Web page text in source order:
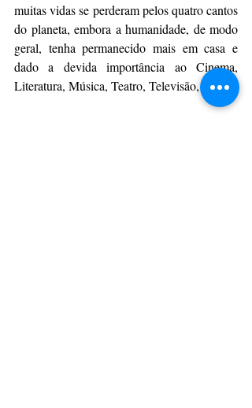
muitas vidas se perderam pelos quatro cantos
do planeta, embora a humanidade, de modo
geral, tenha permanecido mais em casa e
dado a devida importância ao Cinema,
Literatura, Música, Teatro, Televisão, etc.